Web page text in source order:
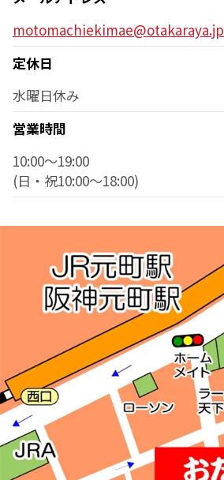
motomachiekimae@otakaraya.jp
定休日
水曜日休み
営業時間
10:00～19:00
(日・祝10:00～18:00)